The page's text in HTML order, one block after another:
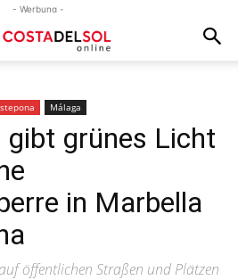
- Werbung -
Málaga
grünes Licht
in Marbella
öffentlichen Straßen und Plätzen